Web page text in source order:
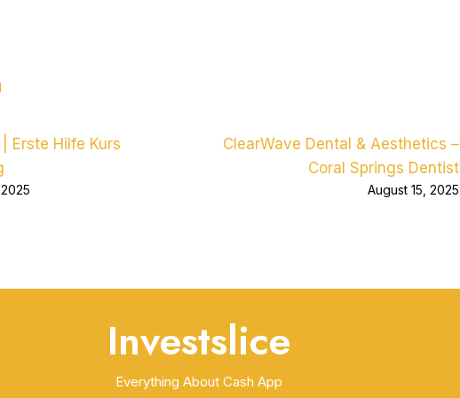
| Erste Hilfe Kurs
ClearWave Dental & Aesthetics –
Coral Springs Dentist
August 15, 2025
Investslice
Everything About Cash App